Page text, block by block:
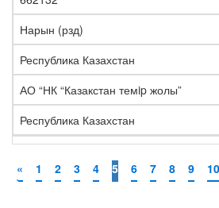
Нарын (рзд)
Республика Казахстан
АО “НК “Казакстан темip жолы”
Республика Казахстан
« 1 2 3 4 5 6 7 8 9 10